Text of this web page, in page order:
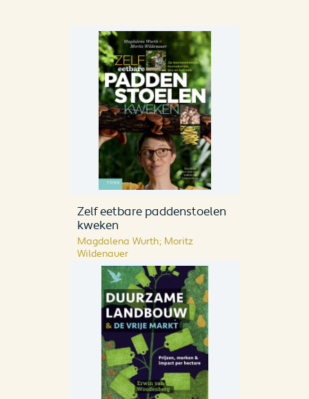
Zelf eetbare paddenstoelen
kweken
Magdalena Wurth; Moritz
Wildenauer